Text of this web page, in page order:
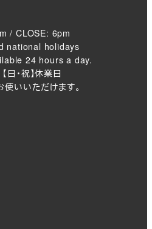
/ CLOSE: 6pm
national holidays
24 hours a day.
日・祝】休業日
いいただけます。